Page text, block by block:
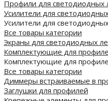
Профили для светодиодных
Усилители для
Усилители для
Все товары категории
Экраны для светодиодных
Комплектующие для
Комплектующие для
Все товары категории
Диммеры встраиваемые в
Заглушки для профилей